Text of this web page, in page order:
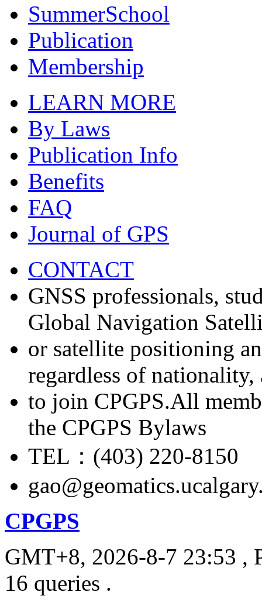
SummerSchool
Publication
Membership
LEARN MORE
By Laws
Publication Info
Benefits
FAQ
Journal of GPS
CONTACT
GNSS professionals,
Global Navigation
or satellite positioning
regardless of nationality,
to join CPGPS.All
the CPGPS Bylaws
TEL：(403) 220-8150
CPGPS
GMT+8, 2026-8-7 23:53 ,
16 queries .